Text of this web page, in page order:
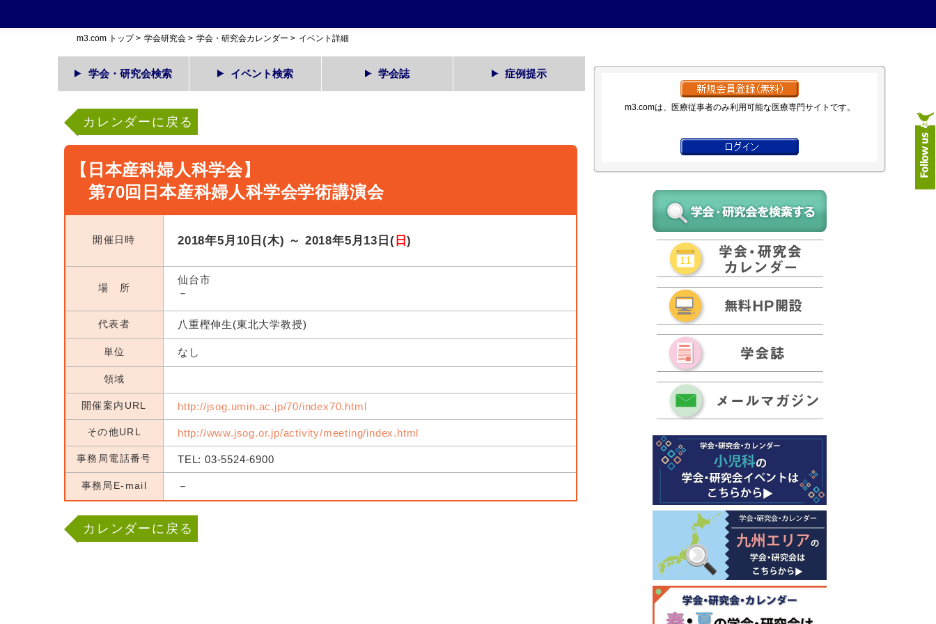
m3.com トップ> 学会研究会 > 学会・研究会カレンダー > イベント詳細
学会・研究会検索 イベント検索 学会誌 症例提示
カレンダーに戻る
【日本産科婦人科学会】
第70回日本産科婦人科学会学術講演会
開催日時 2018年5月10日(木) ～ 2018年5月13日( 日)
場 所
仙台市
－
代表者 八重樫伸生(東北大学教授)
単位 なし
領域
開催案内URL http://jsog.umin.ac.jp/70/index70.html
その他URL http://www.jsog.or.jp/activity/meeting/index.html
事務局電話番号 TEL: 03-5524-6900
事務局E-mail －
カレンダーに戻る
m3.comは、医療従事者のみ利用可能な医療専門サイトです。